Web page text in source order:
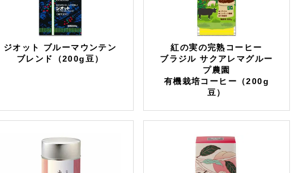
ジオット ブルーマウンテン
ブレンド（200g豆）
紅の実の完熟コーヒー
ブラジル サクアレマグルー
プ農園
有機栽培コーヒー（200g
豆）